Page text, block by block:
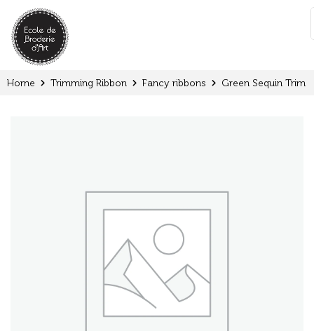
:
Home Trimming Ribbon Fancy ribbons Green Sequin Trim
Cookies management panel